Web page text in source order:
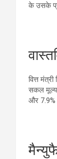
के उसके
वित्त
सकल मूल्य
और 7.9%